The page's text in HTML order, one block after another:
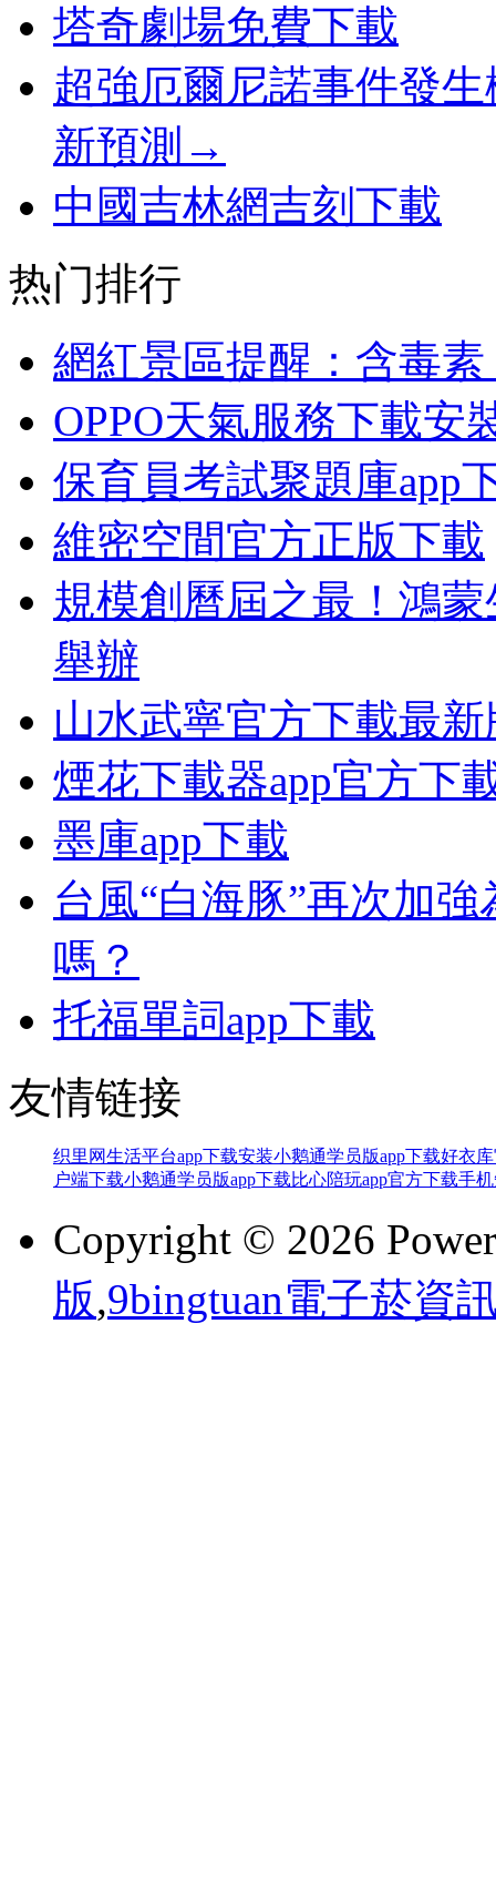
塔奇劇場免費下載
超強厄爾尼諾事件發
新預測→
中國吉林網吉刻下載
热门排行
網紅景區提醒：含毒
OPPO天氣服務下載安
保育員考試聚題庫app
維密空間官方正版下載
規模創曆屆之最！鴻
舉辦
山水武寧官方下載最新
煙花下載器app官方下
墨庫app下載
台風“白海豚”再次加
嗎？
托福單詞app下載
友情链接
织里网生活平台app下载安装小鹅通学员版app下载好衣
户端下载小鹅通学员版app下载比心陪玩app官方下载手
Copyright © 2026
版,9bingtuan電子菸資